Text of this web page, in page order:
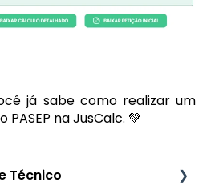
já sabe como realizar um
na JusCalc. 💚
Técnico